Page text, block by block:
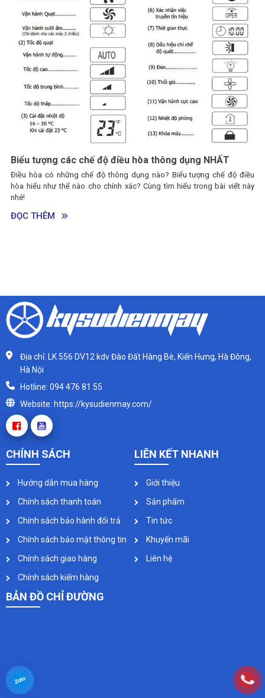
Chế độ sleep của điều hòa là gì? Cách sử dụng chế
Chế độ ngủ của điều hòa là gì? Chế độ sleep của điều hòa hoạt
như thế nào? Cùng tìm hiểu trong bài viết này nhé!
ĐỌC THÊM
Địa chỉ: LK 556 DV12 kdv Đào Đất Hàng Bè, Kiến Hưng, Hà Đông,
Hà Nội
Hotline: 094 476 81 55
Website: https://kysudienmay.com/
CHÍNH SÁCH
Hướng dẫn mua hàng
Chính sách thanh toán
Chính sách bảo hành đổi trả
Chính sách bảo mật thông tin
Chính sách giao hàng
Chính sách kiểm hàng
LIÊN KẾT NHANH
Giới thiệu
Sản phẩm
Tin tức
Khuyến mãi
Liên hệ
BẢN ĐỒ CHỈ ĐƯỜNG